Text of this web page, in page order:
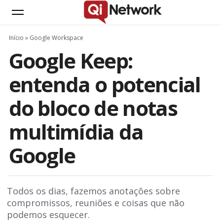
Início » Google Workspace
Google Keep:
entenda o potencial
do bloco de notas
multimídia da
Google
Todos os dias, fazemos anotações sobre
compromissos, reuniões e coisas que não
podemos esquecer.